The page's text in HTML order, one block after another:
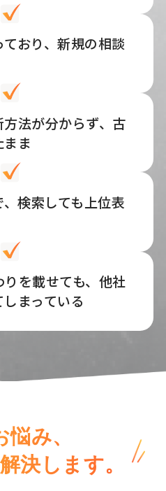
おり、新規の相談
法が分からず、古
ま
検索しても上位表
を載せても、他社
まっている
み、
決します。